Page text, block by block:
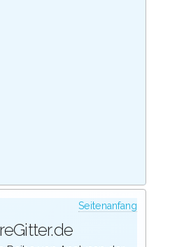
Seitenanfang